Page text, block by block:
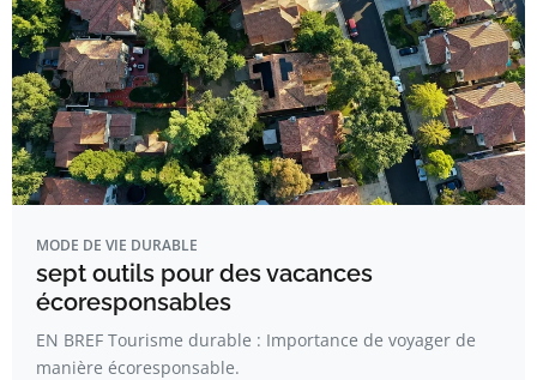
MODE DE VIE DURABLE
sept outils pour des vacances
écoresponsables
EN BREF Tourisme durable : Importance de voyager de
manière écoresponsable.